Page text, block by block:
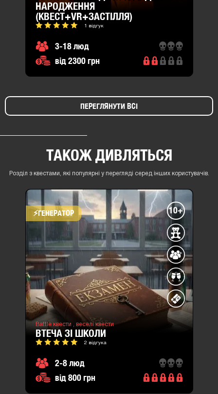
НАРОДЖЕННЯ
(КВЕСТ+VR+ЗАСТІЛЛЯ)
1 відгук
3-18 люд
від 2300 грн
ПЕРЕГЛЯНУТИ ВСІ
ТАКОЖ ДИВЛЯТЬСЯ
Розділ з квестами, які популярні у перегляді серед інших користувачів.
⚡​ГЕНЕРАТОР 10+
Battle квести , веселі квести
ВТЕЧА ЗІ ШКОЛИ
2 відгука
2-8 люд
від 800 грн